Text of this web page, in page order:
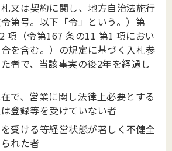
又は契約に関し、地方自治法施行
第号。以下「令」という。）第
項（令第167 条の11 第1 項におい
を含む。）の規定に基づく入札参
者で、当該事実の後2年を経過し
で、営業に関し法律上必要とする
登録等を受けていない者
受ける等経営状態が著しく不健全
れた者